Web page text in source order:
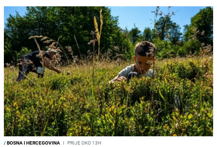
/BOSNA I HERCEGOVINA I PRIJE OKO 13H